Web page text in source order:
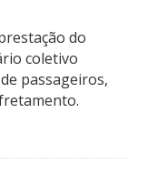
do
coletivo
passageiros,